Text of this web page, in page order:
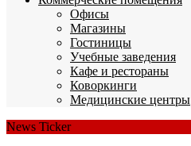
Офисы
Магазины
Гостиницы
Учебные заведения
Кафе и рестораны
Коворкинги
Медицинские центры
News Ticker